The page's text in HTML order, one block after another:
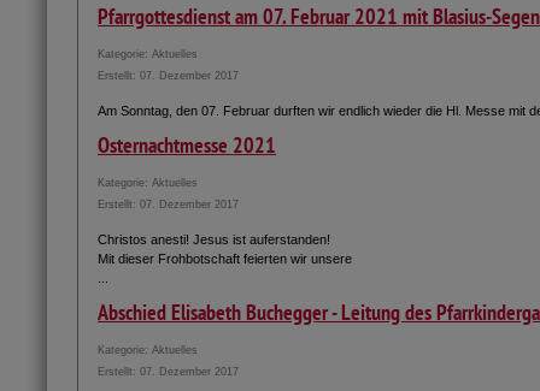
Pfarrgottesdienst am 07. Februar 2021 mit Blasius-Segen
Kategorie: Aktuelles
Erstellt: 07. Dezember 2017
Am Sonntag, den 07. Februar durften wir endlich wieder die Hl. Messe mit
Osternachtmesse 2021
Kategorie: Aktuelles
Erstellt: 07. Dezember 2017
Christos anesti! Jesus ist auferstanden!
Mit dieser Frohbotschaft feierten wir unsere
Abschied Elisabeth Buchegger - Leitung des
Kategorie: Aktuelles
Erstellt: 07. Dezember 2017